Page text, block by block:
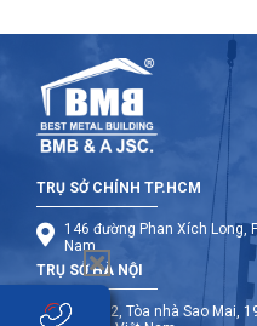
TRỤ SỞ CHÍNH TP.HCM
146 đường Phan Xích Long,
Nam
TRỤ SỞ HÀ NỘI
Tầng 12, Tòa nhà Sao Mai,